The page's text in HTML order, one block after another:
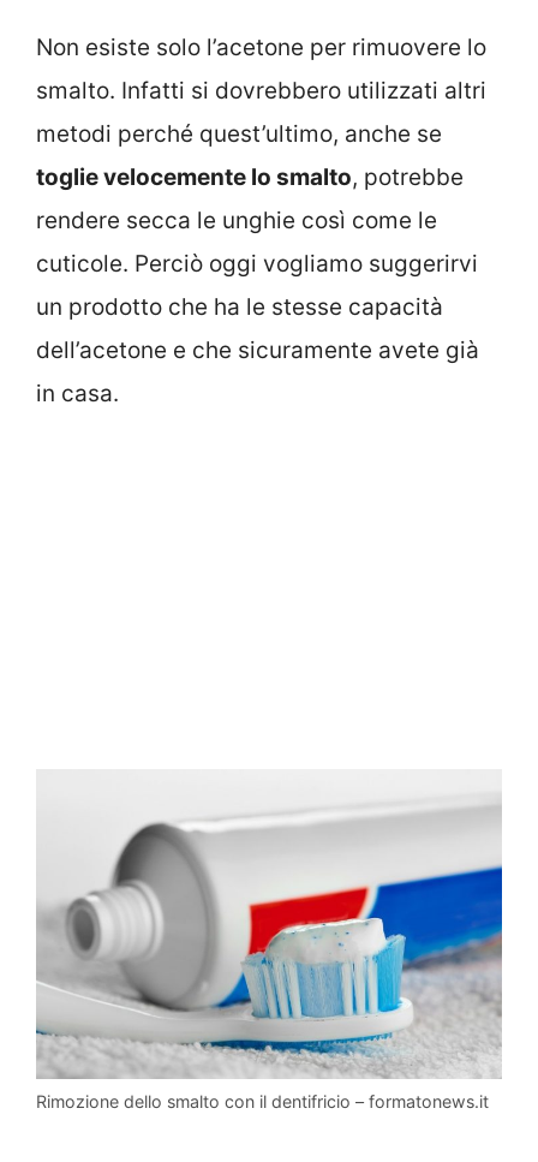
Non esiste solo l’acetone per rimuovere lo
smalto. Infatti si dovrebbero utilizzati altri
metodi perché quest’ultimo, anche se
toglie velocemente lo smalto, potrebbe
rendere secca le unghie così come le
cuticole. Perciò oggi vogliamo suggerirvi
un prodotto che ha le stesse capacità
dell’acetone e che sicuramente avete già
in casa.
Rimozione dello smalto con il dentifricio – formatonews.it